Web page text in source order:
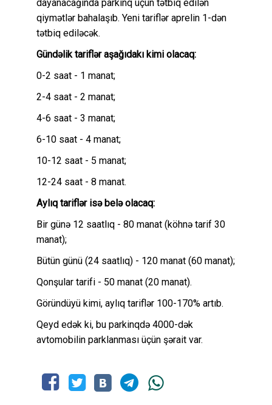
dayanacağında parkinq üçün tətbiq edilən
qiymətlər bahalaşıb. Yeni tariflər aprelin 1-dən
tətbiq ediləcək.
Gündəlik tariflər aşağıdakı kimi olacaq:
0-2 saat - 1 manat;
2-4 saat - 2 manat;
4-6 saat - 3 manat;
6-10 saat - 4 manat;
10-12 saat - 5 manat;
12-24 saat - 8 manat.
Aylıq tariflər isə belə olacaq:
Bir günə 12 saatlıq - 80 manat (köhnə tarif 30
manat);
Bütün günü (24 saatlıq) - 120 manat (60 manat);
Qonşular tarifi - 50 manat (20 manat).
Göründüyü kimi, aylıq tariflər 100-170% artıb.
Qeyd edək ki, bu parkinqdə 4000-dək
avtomobilin parklanması üçün şərait var.